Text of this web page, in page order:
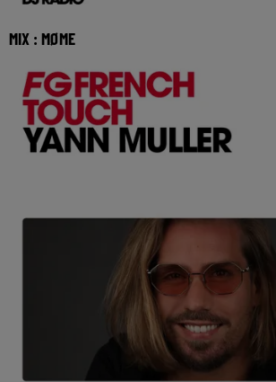
MIX : MØME
2026 🎧 Ecoutez Radio FG sur http://www.r